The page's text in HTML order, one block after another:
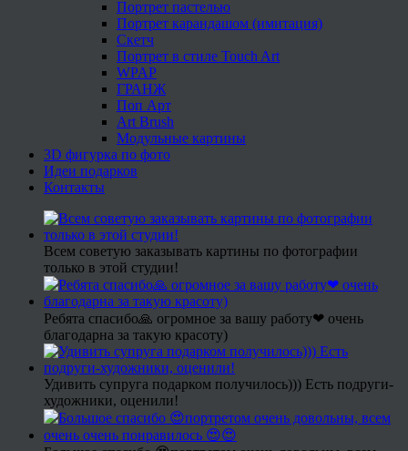
Портрет пастелью
Портрет карандашом (имитация)
Скетч
Портрет в стиле Touch Art
WPAP
ГРАНЖ
Поп Арт
Art Brush
Модульные картины
3D фигурка по фото
Идеи подарков
Контакты
Всем советую заказывать картины по фотографии
только в этой студии!
Ребята спасибо🙏 огромное за вашу работу❤ очень
благодарна за такую красоту)
Удивить супруга подарком получилось))) Есть подруги-
художники, оценили!